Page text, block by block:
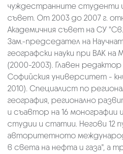
чуждестранните студенти и
съвет. От 2003 до 2007 г.
Академичния съвет на СУ
Зам.-председател на
географски науки при ВАК
(2000-2003). Главен
Софийския университет -
2010). Специалист по
география, регионално
и съавтор на 16 монографии
студии и статии. Негови 12
авторитетното
в света на нефта и газа", а